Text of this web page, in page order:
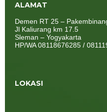
ALAMAT
Demen RT 25 –
Jl Kaliurang km 17.5
Sleman – Yogyakarta
HP/WA 08118676285 /
LOKASI